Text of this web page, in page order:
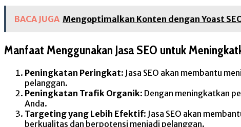
BACA JUGA Mengoptimalkan Konten dengan Yoast
Manfaat Menggunakan Jasa SEO untuk
Peningkatan Peringkat: Jasa SEO akan membantu
pelanggan.
Peningkatan Trafik Organik: Dengan meningkatkan
Anda.
Targeting yang Lebih Efektif: Jasa SEO akan
berkualitas dan berpotensi menjadi pelanggan.